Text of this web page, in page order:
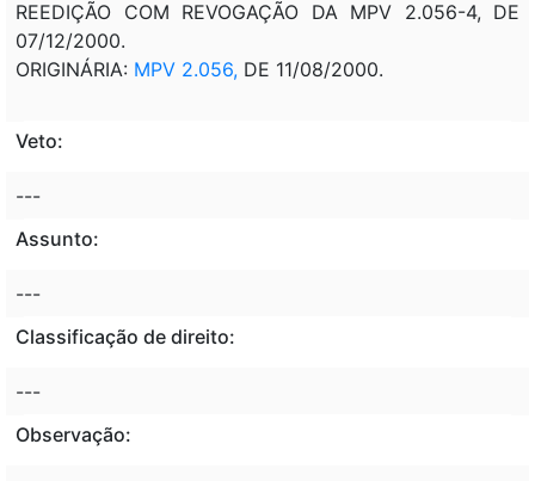
REEDIÇÃO COM REVOGAÇÃO DA MPV 2.056-4, DE
07/12/2000.
ORIGINÁRIA: MPV 2.056, DE 11/08/2000.
Veto:
---
Assunto:
---
Classificação de direito:
---
Observação: